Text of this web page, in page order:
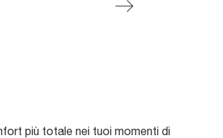
più totale nei tuoi momenti di